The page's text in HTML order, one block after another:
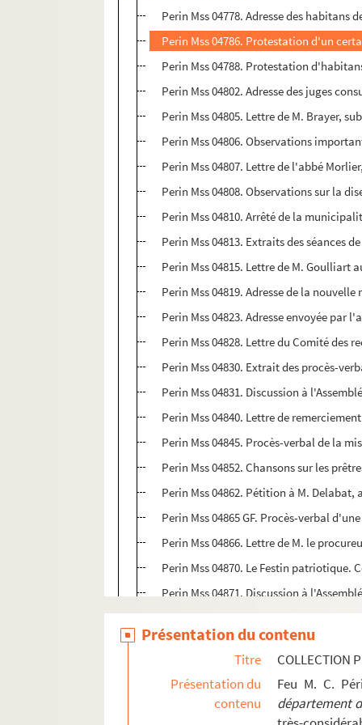
Perin Mss 04778. Adresse des habitans
Perin Mss 04786. Protestation d'un
Perin Mss 04788. Protestation
Perin Mss 04802. Adresse des juges
Perin Mss 04805. Lettre de M. Brayer,
Perin Mss 04806. Observations
Perin Mss 04807. Lettre de l'abbé
Perin Mss 04808. Observations sur la
Perin Mss 04810. Arrêté de la
Perin Mss 04813. Extraits des séances
Perin Mss 04815. Lettre de M. Goulliart
Perin Mss 04819. Adresse de la
Perin Mss 04823. Adresse envoyée
Perin Mss 04828. Lettre du Comité des
Perin Mss 04830. Extrait des procès-
Perin Mss 04831. Discussion à
Perin Mss 04840. Lettre de
Perin Mss 04845. Procès-verbal de la
Perin Mss 04852. Chansons sur les
Perin Mss 04862. Pétition à M.
Perin Mss 04865 GF. Procès-verbal
Perin Mss 04866. Lettre de M. le
Perin Mss 04870. Le Festin patriotique.
Perin Mss 04871. Discussion à
Perin Mss 04872. Discussion à
Perin Mss 04880. Lettre de M.
Perin Mss 04882. Dénonciation faite à
Perin Mss 04885. Mission donnée à
Perin Mss 04886. Dénonciation de la
Présentation du contenu
Titre
COLLECTION
Présentation du
contenu
Feu M. C.
département